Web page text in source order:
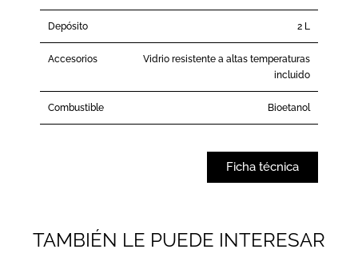
Depósito 2 L
Accesorios
Vidrio resistente a altas temperaturas
incluido
Combustible Bioetanol
Ficha técnica
TAMBIÉN LE PUEDE INTERESAR